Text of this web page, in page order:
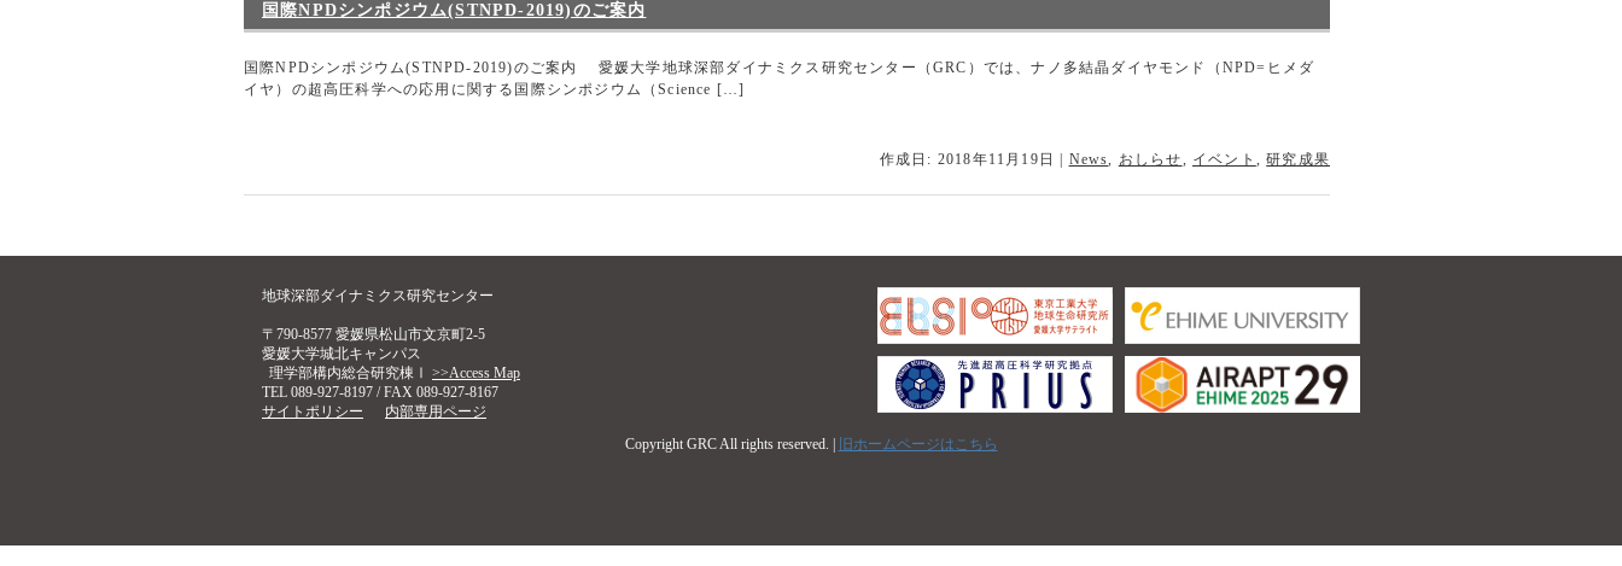
国際NPDシンポジウム(STNPD-2019)のご案内
国際NPDシンポジウム(STNPD-2019)のご案内 愛媛大学地球深部ダイナミクス研究センター（GRC）では、ナノ多結晶ダイヤモンド（NPD=ヒメダ
イヤ）の超高圧科学への応用に関する国際シンポジウム（Science […]
作成日: 2018年11月19日 News, おしらせ, イベント ,研究成果
地球深部ダイナミクス研究センター
〒790-8577 愛媛県松山市文京町2-5
愛媛大学城北キャンパス
理学部構内総合研究棟Ⅰ >>Access Map
TEL 089-927-8197 / FAX 089-927-8167
サイトポリシー
内部専用ページ
Copyright GRC All rights reserved. |
旧ホームページはこちら